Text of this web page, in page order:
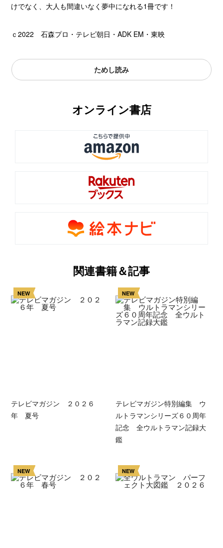
けでなく、大人も間違いなく夢中になれる1冊です！
ｃ2022 石森プロ・テレビ朝日・ADK EM・東映
ためし読み
オンライン書店
関連書籍＆記事
NEW
テレビマガジン ２０２６
年 夏号
NEW
テレビマガジン特別編集 ウ
ルトラマンシリーズ６０周年
記念 全ウルトラマン記録大
鑑
NEW NEW